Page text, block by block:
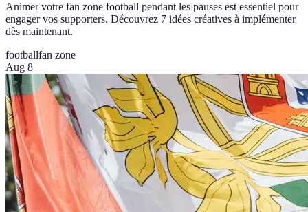
Animer votre fan zone football pendant les pauses est essentiel pour
engager vos supporters. Découvrez 7 idées créatives à implémenter
dès maintenant.
footballfan zone
Aug 8